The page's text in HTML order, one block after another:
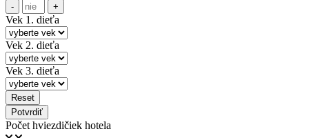
- +
Vek 1. dieťa
Vek 2. dieťa
Vek 3. dieťa
Reset
Potvrdiť
Počet hviezdičiek hotela